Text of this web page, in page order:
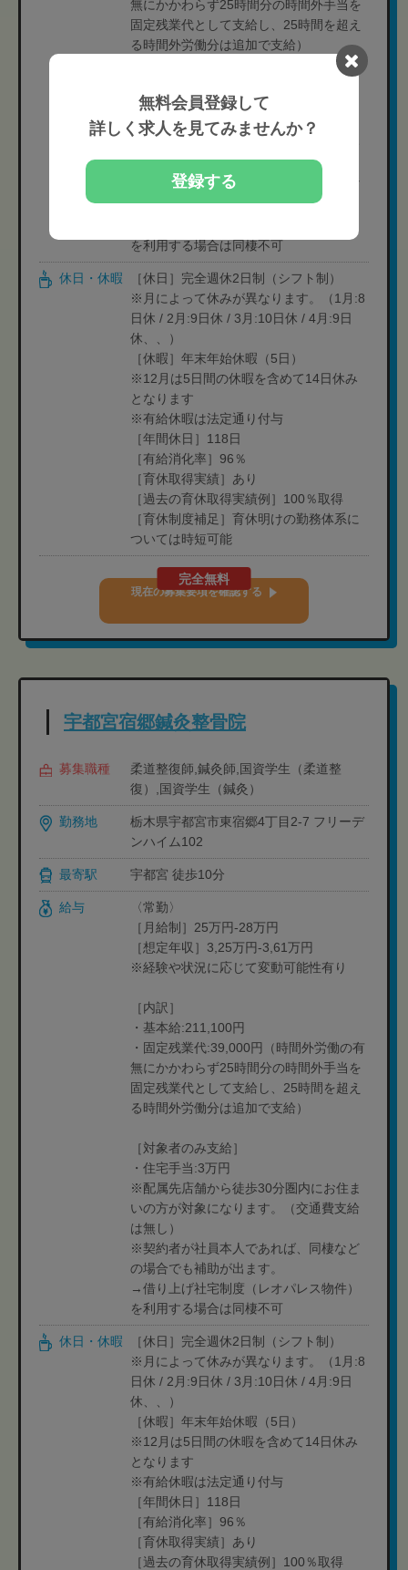
無にかかわらず25時間分の時間外手当を
固定残業代として支給し、25時間を超え
る時間外労働分は追加で支給）
・住宅手当:3万円
※配属先店舗から徒歩30分圏内にお住ま
※契約者が社員本人であれば、同棲など
の場合でも補助が出ます。
を利用する場合は同棲不可
休日・休暇
［休日］完全週休2日制（シフト制）
※月によって休みが異なります。（1月:8
日休 / 2月:9日休 / 3月:10日休 / 4月:9日
休、、）
［休暇］年末年始休暇（5日）
※12月は5日間の休暇を含めて14日休み
となります
※有給休暇は法定通り付与
［年間休日］118日
［有給消化率］96％
［育休取得実績］あり
［過去の育休取得実績例］100％取得
［育休制度補足］育休明けの勤務体系に
ついては時短可能
完全無料
現在の募集要項を確認する
宇都宮宿郷鍼灸整骨院
募集職種
柔道整復師,鍼灸師,国資学生（柔道整
復）,国資学生（鍼灸）
勤務地
栃木県宇都宮市東宿郷4丁目2-7 フリーデ
ンハイム102
最寄駅 宇都宮 徒歩10分
給与
〈常勤〉
［月給制］25万円-28万円
［想定年収］3,25万円-3,61万円
※経験や状況に応じて変動可能性有り
［内訳］
・基本給:211,100円
・固定残業代:39,000円（時間外労働の有
無にかかわらず25時間分の時間外手当を
固定残業代として支給し、25時間を超え
る時間外労働分は追加で支給）
［対象者のみ支給］
・住宅手当:3万円
※配属先店舗から徒歩30分圏内にお住ま
いの方が対象になります。（交通費支給
は無し）
※契約者が社員本人であれば、同棲など
の場合でも補助が出ます。
→借り上げ社宅制度（レオパレス物件）
を利用する場合は同棲不可
休日・休暇
［休日］完全週休2日制（シフト制）
※月によって休みが異なります。（1月:8
日休 / 2月:9日休 / 3月:10日休 / 4月:9日
休、、）
［休暇］年末年始休暇（5日）
※12月は5日間の休暇を含めて14日休み
となります
※有給休暇は法定通り付与
［年間休日］118日
［有給消化率］96％
［育休取得実績］あり
［過去の育休取得実績例］100％取得
無料会員登録して
詳しく求人を見てみませんか？
登録する